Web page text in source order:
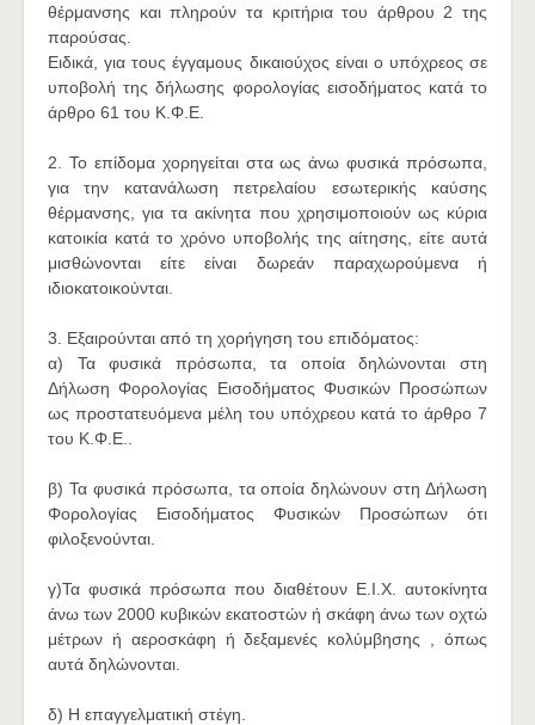
θέρμανσης και πληρούν τα κριτήρια του άρθρου 2 της
παρούσας.
Ειδικά, για τους έγγαμους δικαιούχος είναι ο υπόχρεος σε
υποβολή της δήλωσης φορολογίας εισοδήματος κατά το
άρθρο 61 του Κ.Φ.Ε.
2. Το επίδομα χορηγείται στα ως άνω φυσικά πρόσωπα,
για την κατανάλωση πετρελαίου εσωτερικής καύσης
θέρμανσης, για τα ακίνητα που χρησιμοποιούν ως κύρια
κατοικία κατά το χρόνο υποβολής της αίτησης, είτε αυτά
μισθώνονται είτε είναι δωρεάν παραχωρούμενα ή
ιδιοκατοικούνται.
3. Εξαιρούνται από τη χορήγηση του επιδόματος:
α) Τα φυσικά πρόσωπα, τα οποία δηλώνονται στη
Δήλωση Φορολογίας Εισοδήματος Φυσικών Προσώπων
ως προστατευόμενα μέλη του υπόχρεου κατά το άρθρο 7
του Κ.Φ.Ε..
β) Τα φυσικά πρόσωπα, τα οποία δηλώνουν στη Δήλωση
Φορολογίας Εισοδήματος Φυσικών Προσώπων ότι
φιλοξενούνται.
γ)Τα φυσικά πρόσωπα που διαθέτουν Ε.Ι.Χ. αυτοκίνητα
άνω των 2000 κυβικών εκατοστών ή σκάφη άνω των οχτώ
μέτρων ή αεροσκάφη ή δεξαμενές κολύμβησης , όπως
αυτά δηλώνονται.
δ) Η επαγγελματική στέγη.